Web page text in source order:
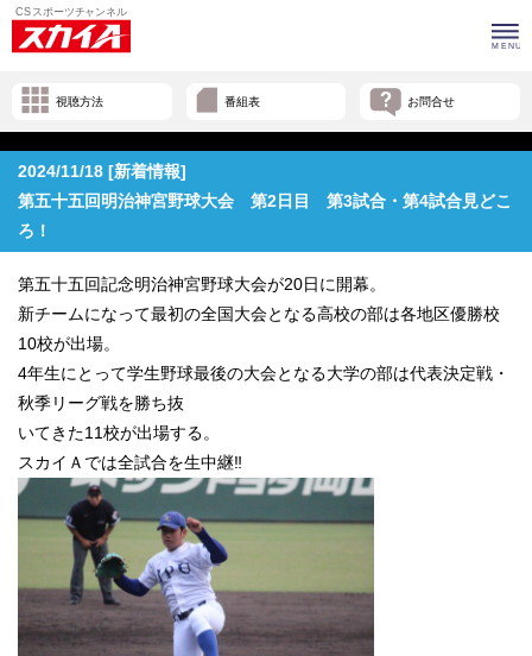
視聴方法 番組表 お問合せ
2024/11/18 [新着情報]
第五十五回明治神宮野球大会 第2日目 第3試合・第4試合見どこ
ろ！
第五十五回記念明治神宮野球大会が20日に開幕。
新チームになって最初の全国大会となる高校の部は各地区優勝校
10校が出場。
4年生にとって学生野球最後の大会となる大学の部は代表決定戦・
秋季リーグ戦を勝ち抜
いてきた11校が出場する。
スカイＡでは全試合を生中継‼